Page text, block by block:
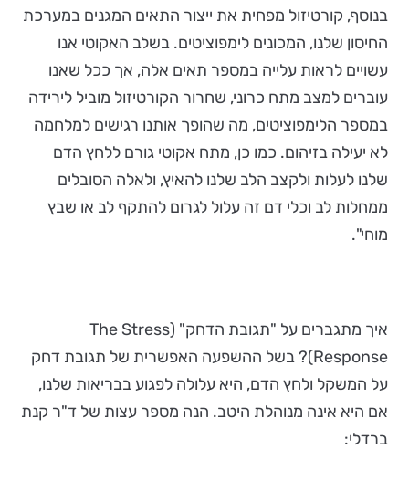
בנוסף, קורטיזול מפחית את ייצור התאים המגנים במערכת
החיסון שלנו, המכונים לימפוציטים. בשלב האקוטי אנו
עשויים לראות עלייה במספר תאים אלה, אך ככל שאנו
עוברים למצב מתח כרוני, שחרור הקורטיזול מוביל לירידה
במספר הלימפוציטים, מה שהופך אותנו רגישים למלחמה
לא יעילה בזיהום. כמו כן, מתח אקוטי גורם ללחץ הדם
שלנו לעלות ולקצב הלב שלנו להאיץ, ולאלה הסובלים
ממחלות לב וכלי דם זה עלול לגרום להתקף לב או שבץ
מוחי".
איך מתגברים על "תגובת הדחק" (The Stress
Response)? בשל ההשפעה האפשרית של תגובת דחק
על המשקל ולחץ הדם, היא עלולה לפגוע בבריאות שלנו,
אם היא אינה מנוהלת היטב. הנה מספר עצות של ד"ר קנת
ברדלי: